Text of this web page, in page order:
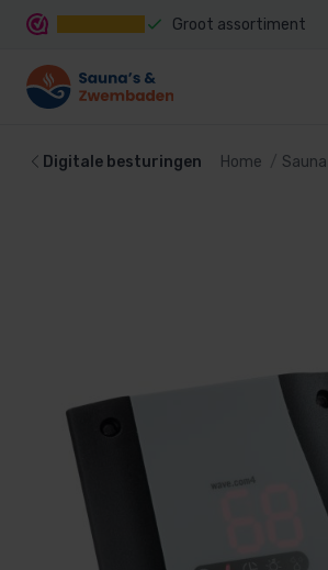
Groot assortiment
Digitale besturingen Home Sauna